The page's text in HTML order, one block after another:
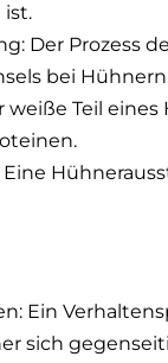
Der Prozess
bei
weiße Teil eines
Ein
sich